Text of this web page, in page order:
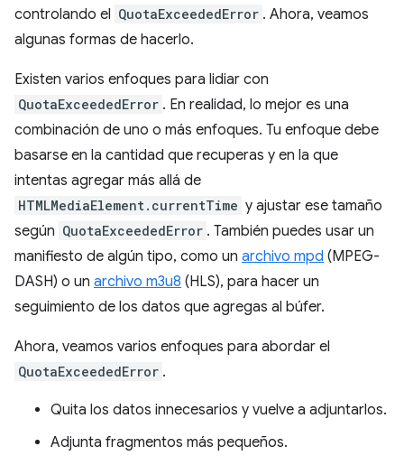
controlando el QuotaExceededError . Ahora, veamos
algunas formas de hacerlo.
Existen varios enfoques para lidiar con
QuotaExceededError . En realidad, lo mejor es una
combinación de uno o más enfoques. Tu enfoque debe
basarse en la cantidad que recuperas y en la que
intentas agregar más allá de
HTMLMediaElement.currentTime y ajustar ese tamaño
según QuotaExceededError . También puedes usar un
manifiesto de algún tipo, como un archivo mpd (MPEG-
DASH) o un archivo m3u8 (HLS), para hacer un
seguimiento de los datos que agregas al búfer.
Ahora, veamos varios enfoques para abordar el
QuotaExceededError .
Quita los datos innecesarios y vuelve a adjuntarlos.
Adjunta fragmentos más pequeños.